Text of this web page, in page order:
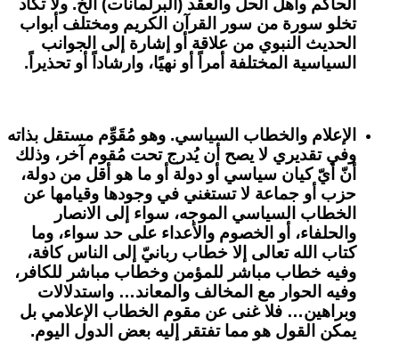
الحاكم وأهل الحل والعقد (البرلمانات) الخ. ولا تكاد
تخلو سورة من سور القرآن الكريم ومختلف أبواب
الحديث النبوي من علاقة أو إشارة إلى الجوانب
السياسية المختلفة أمراً أو نهيًا، وارشاداً أو تحذيراً.
الإعلام والخطاب السياسي. وهو مُقَوِّم مستقل بذاته
وفي تقديري لا يصح أن يُدرج تحت مُقوم آخر، وذلك
أنّ أيّ كيان سياسي أو دولة أو ما هو أقل من دولة،
حزب أو جماعة لا تستغني في وجودها وقيامها عن
الخطاب السياسي الموجه، سواء إلى الانصار
والحلفاء، أو الخصوم والأعداء على حد سواء، وما
كتاب الله تعالى إلا خطاب ربانيّ إلى الناس كافة،
وفيه خطاب مباشر للمؤمن وخطاب مباشر للكافر،
وفيه الحوار مع المخالف والمعاند… واستدلالات
وبراهين… فلا غنى عن مقوم الخطاب الإعلامي بل
يمكن القول هو مما تفتقر إليه بعض الدول اليوم.